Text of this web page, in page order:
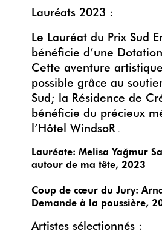
Lauréats 2023 :
Le Lauréat du Prix Sud
bénéficie d’une
Cette aventure
possible grâce au
Sud; la Résidence de
bénéficie du précieux
l’Hôtel WindsoR .
Lauréate: Melisa Yağmur
autour de ma tête, 2023
Coup de cœur du Jury:
Demande à la poussière,
Artistes sélectionnés :